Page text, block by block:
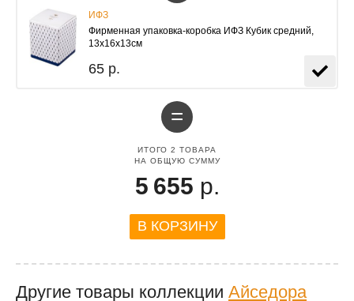
ИФЗ
Фирменная упаковка-коробка ИФЗ Кубик средний,
13х16х13см
65 р.
=
ИТОГО 2 ТОВАРА
НА ОБЩУЮ СУММУ
5 655 р.
В КОРЗИНУ
Другие товары коллекции Айседора